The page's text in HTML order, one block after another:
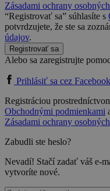
Zásadami ochrany
“Registrovať sa” súhlasíte s
potvrdzujete, že ste sa
údajov.
Registrovať sa
Alebo sa zaregistrujte
Prihlásiť sa cez Facebook
Registráciou
Obchodnými podmienkami
Zásadami ochrany
Zabudli ste heslo?
Nevadí! Stačí zadať váš e-
vytvoríte nové.